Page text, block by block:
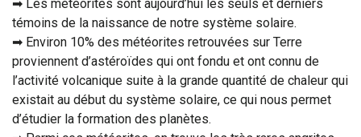
➡ Les météorites sont aujourd’hui les seuls et derniers
témoins de la naissance de notre système solaire.
➡ Environ 10% des météorites retrouvées sur Terre
proviennent d’astéroïdes qui ont fondu et ont connu de
l’activité volcanique suite à la grande quantité de chaleur qui
existait au début du système solaire, ce qui nous permet
d’étudier la formation des planètes.